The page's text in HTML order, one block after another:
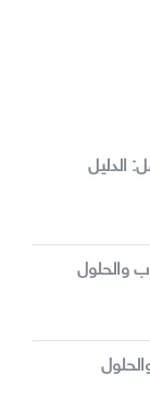
الدليل
والحلول